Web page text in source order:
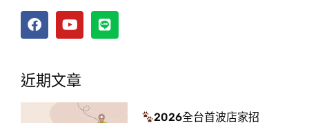
近期文章
2026全台首波店家招